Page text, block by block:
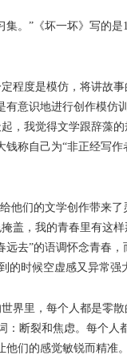
”《坏一坏》写的
度是模仿，将讲故
意识地进行创作模
，我觉得文学跟辞
称自己为“非正经写
们的文学创作带来
，我的青春里有这
去”的语调怀念青
的时候空虚感又异常
里，每个人都是零
断裂和焦虑。每个
们的感觉敏锐而精准。